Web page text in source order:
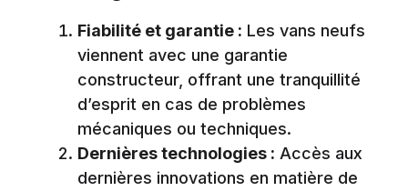
Fiabilité et garantie : Les vans neufs
viennent avec une garantie
constructeur, offrant une tranquillité
d’esprit en cas de problèmes
mécaniques ou techniques.
Dernières technologies : Accès aux
dernières innovations en matière de